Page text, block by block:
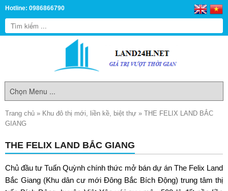
Hotline: 0986866790
Trang chủ » Khu đô thị mới, liền kề, biệt thự » THE FELIX LAND BẮC
GIANG
THE FELIX LAND BẮC GIANG
Chủ đầu tư Tuấn Quỳnh chính thức mở bán dự án The Felix Land
Bắc Giang (Khu dân cư mới Đông Bắc Bích Động) trung tâm thị